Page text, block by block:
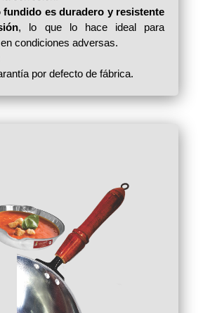
fundido es duradero y resistente
, lo que lo hace ideal para
condiciones adversas.
por defecto de fábrica.